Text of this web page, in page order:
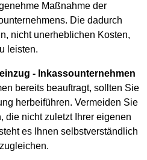
Maßnahme der
Die dadurch
nicht unerheblichen Kosten,
leisten.
- Inkassounternehmen
bereits beauftragt, sollten Sie
herbeiführen. Vermeiden Sie
die nicht zuletzt Ihrer eigenen
es Ihnen selbstverständlich